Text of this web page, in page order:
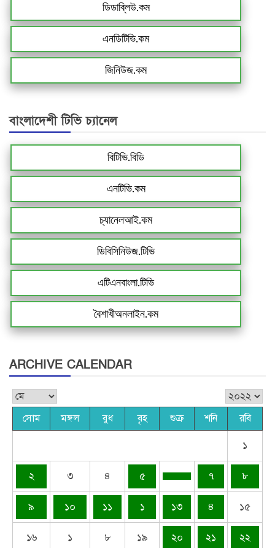
ডিডাব্লিউ.কম
এনডিটিভি.কম
জিনিউজ.কম
বাংলাদেশী টিভি চ্যানেল
বিটিভি.বিডি
এনটিভি.কম
চ্যানেলআই.কম
ডিবিসিনিউজ.টিভি
এটিএনবাংলা.টিভি
বৈশাখীঅনলাইন.কম
ARCHIVE CALENDAR
সোম মঙ্গল বুধ বৃহ শুক্র শনি রবি
১
২ ৩ ৪ ৫ ৭ ৮
৯ ১০ ১১ ১ ১৩ ৪ ১৫
১৬ ১ ৮ ১৯ ২০ ২১ ২২